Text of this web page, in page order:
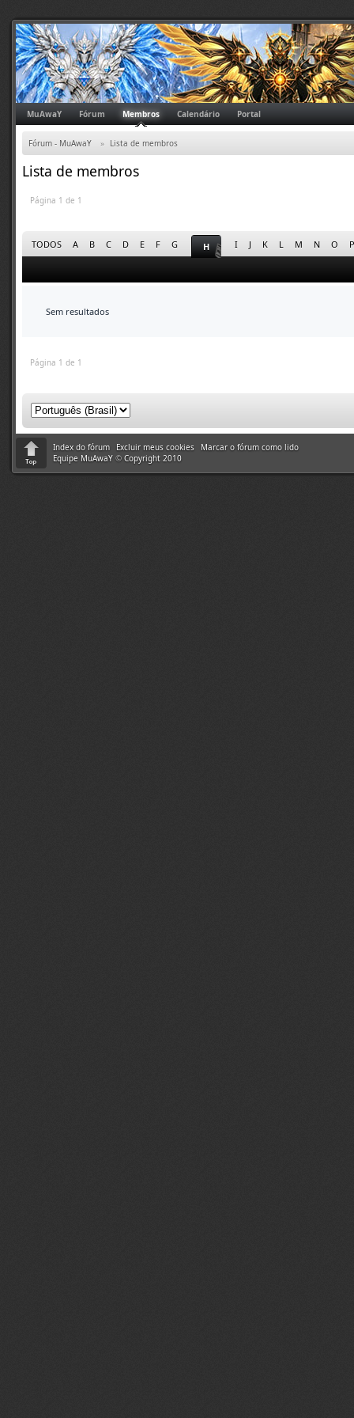
MuAwaY Fórum Membros Calendário Portal
Fórum - MuAwaY » Lista de membros
Lista de membros
Página 1 de 1
TODOS A B C D E F G H I J K L M N O P
Sem resultados
Página 1 de 1
Index do fórum Excluir meus cookies
Marcar o fórum como lido
Equipe MuAwaY © Copyright 2010